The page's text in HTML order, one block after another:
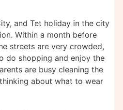
and Tet holiday in the city
Within a month before
streets are very crowded,
do shopping and enjoy the
are busy cleaning the
about what to wear